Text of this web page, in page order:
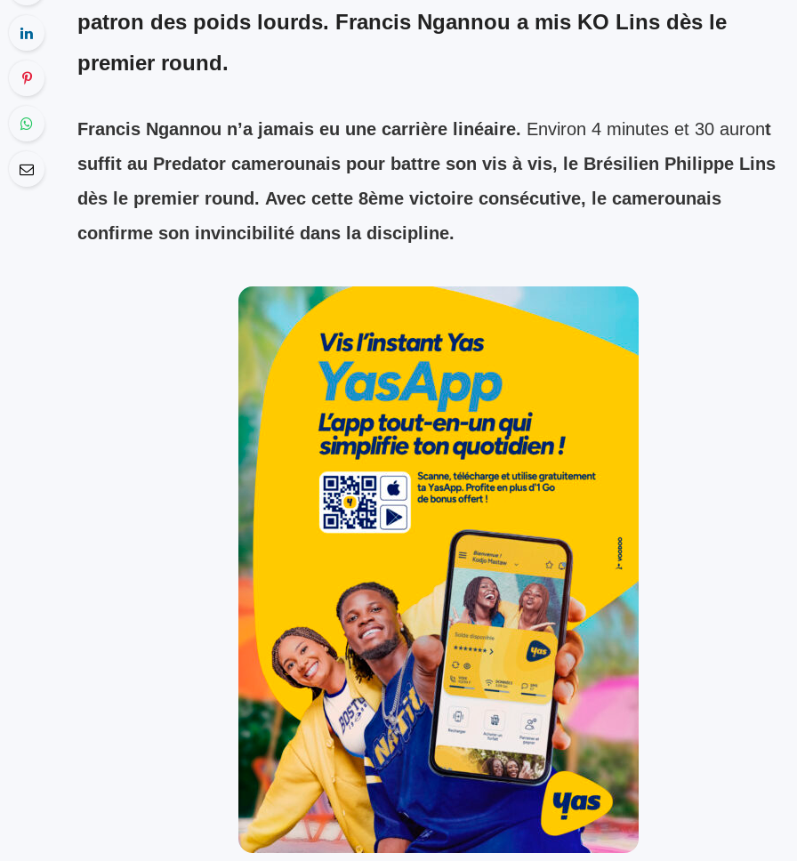
patron des poids lourds. Francis Ngannou a mis KO Lins dès le
premier round.
Francis Ngannou n’a jamais eu une carrière linéaire. Environ 4 minutes et 30 auront
suffit au Predator camerounais pour battre son vis à vis, le Brésilien Philippe Lins
dès le premier round. Avec cette 8ème victoire consécutive, le camerounais
confirme son invincibilité dans la discipline.